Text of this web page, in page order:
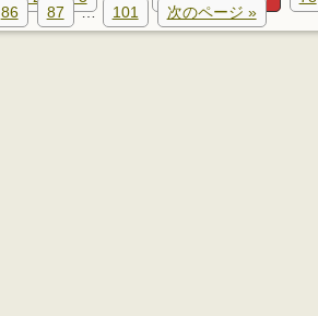
86 87 … 101 次のページ »